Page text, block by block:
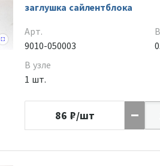
заглушка сайлентблока
Арт.
9010-050003
В узле
1 шт.
86 ₽/шт